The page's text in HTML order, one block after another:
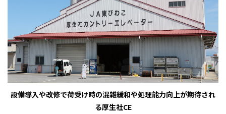
設備導入や改修で荷受け時の混雑緩和や処理能力向上が期待され
る厚生社CE